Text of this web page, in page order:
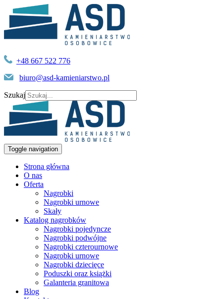
+48 667 522 776
biuro@asd-kamieniarstwo.pl
Szukaj
Toggle navigation
Strona główna
O nas
Oferta
Nagrobki
Nagrobki urnowe
Skały
Katalog nagrobków
Nagrobki pojedyncze
Nagrobki podwójne
Nagrobki czterournowe
Nagrobki urnowe
Nagrobki dziecięce
Poduszki oraz książki
Galanteria granitowa
Blog